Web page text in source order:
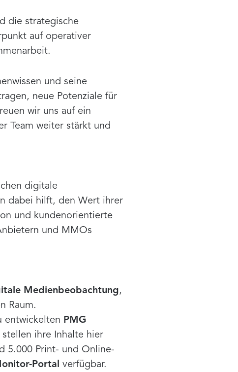
die strategische
auf operativer
und seine
neue Potenziale für
wir uns auf ein
Team weiter stärkt und
digitale
dabei hilft, den Wert ihrer
und kundenorientierte
und MMOs
Medienbeobachtung,
Raum.
entwickelten PMG
ihre Inhalte hier
5.000 Print- und Online-
Portal
verfügbar.